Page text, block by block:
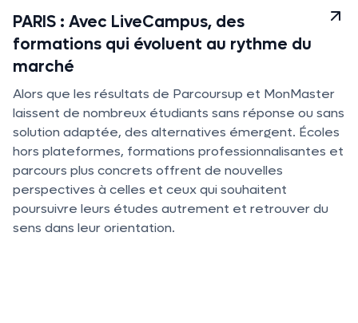
PARIS : Avec LiveCampus, des
formations qui évoluent au rythme du
marché
Alors que les résultats de Parcoursup et MonMaster
laissent de nombreux étudiants sans réponse ou sans
solution adaptée, des alternatives émergent. Écoles
hors plateformes, formations professionnalisantes et
parcours plus concrets offrent de nouvelles
perspectives à celles et ceux qui souhaitent
poursuivre leurs études autrement et retrouver du
sens dans leur orientation.